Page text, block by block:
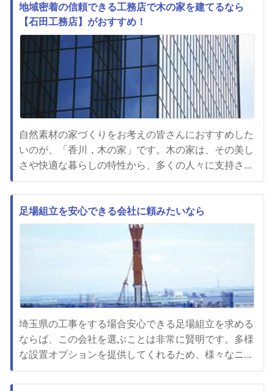
なります。本町の展示会場は、大阪市内の中心部に位
置しているため、観光地や交...
地域密着の信頼できる工務店で木の家を建てるなら
【石田工務店】がおすすめ！
自然素材の家づくりをお考えの皆さんにおすすめした
いのが、「香川，木の家」です。木の家は、その美し
さや快適な暮らしの特性から、多くの人々に支持され
ています。特に「香川，木の家」は、地元の木材を使
用した信頼性と高品質な施工が魅力です。まず、木の
家の最大の魅力は、自然素材の美しさです。木の質感
や色合いは、他の建材にはない温かみや豊かさを与え
ます。また、木の家は自然...
足場組立を安心できる会社に頼みたいなら
埼玉県の工事をする場合安心できる足場組立を求める
ならば、この会社を選ぶことは非常に賢明です。多様
な設置オプションを提供してくれるため、様々なニー
ズやプロジェクトに適した足場を組み立てることがで
きます。まずこの会社は専門的な知識と経験豊富なス